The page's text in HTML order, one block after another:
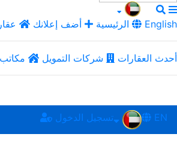
الرئيسية أضف إعلانك English
أحدث العقارات شركات التمويل
تسجيل الدخول EN